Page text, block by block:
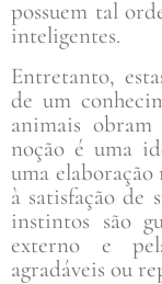
possuem tal
inteligentes.
Entretanto,
de um
animais obram
noção é uma
uma
à satisfação de
instintos são
externo e
agradáveis ou